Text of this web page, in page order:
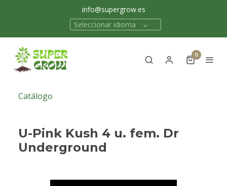
info@supergrow.es
Seleccionar idioma
0
Catálogo
U-Pink Kush 4 u. fem. Dr
Underground